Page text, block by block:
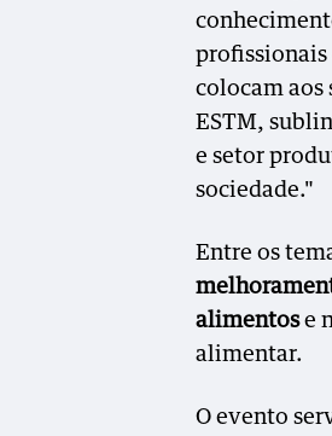
profissionais
colocam aos
ESTM,
e setor
sociedade."
Entre os
alimentose
alimentar.
O evento